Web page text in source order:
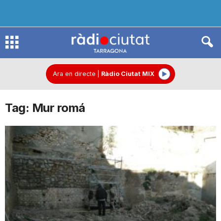
R
d
o
C
Ara en directe Ràdio Ciutat MIX
Tag: Mur romá